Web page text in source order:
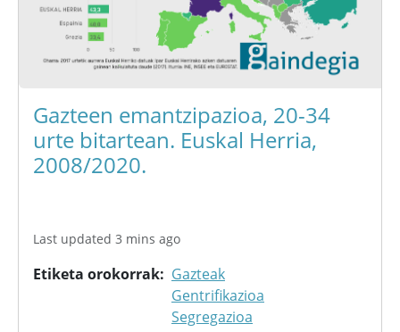
Gazteen emantzipazioa, 20-34
urte bitartean. Euskal Herria,
2008/2020.
Last updated 3 mins ago
Etiketa orokorrak
Gazteak
Gentrifikazioa
Segregazioa